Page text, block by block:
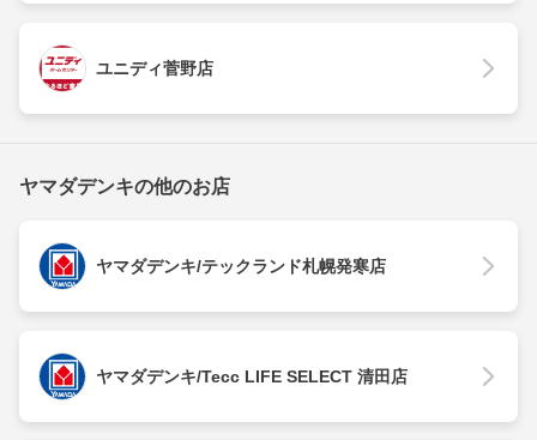
ユニディ菅野店
ヤマダデンキの他のお店
ヤマダデンキ/テックランド札幌発寒店
ヤマダデンキ/Tecc LIFE SELECT 清田店